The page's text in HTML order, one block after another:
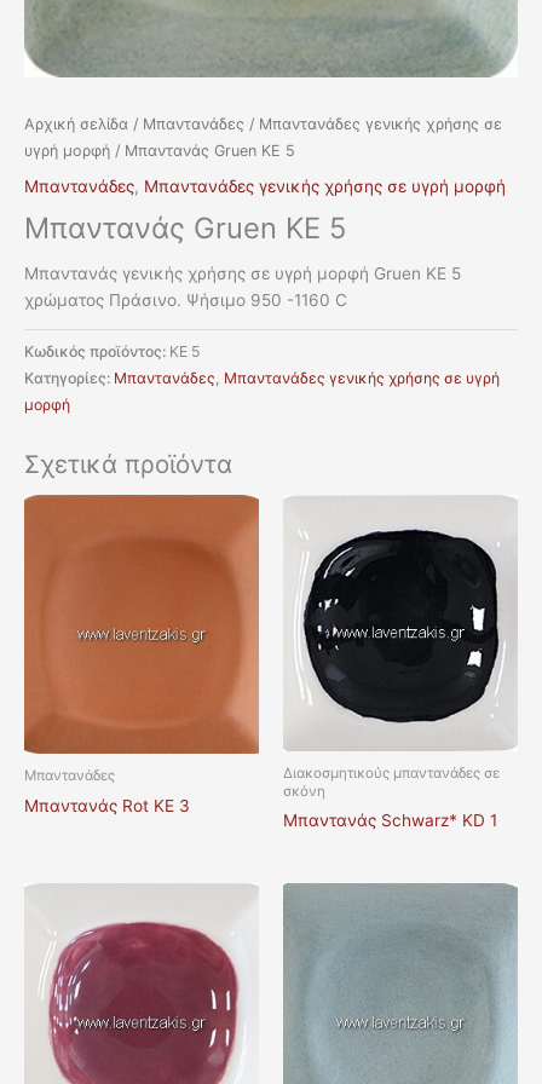
Αρχική σελίδα / Μπαντανάδες / Μπαντανάδες γενικής χρήσης σε
υγρή μορφή / Μπαντανάς Gruen KE 5
Μπαντανάδες, Μπαντανάδες γενικής χρήσης σε υγρή μορφή
Μπαντανάς Gruen KE 5
Μπαντανάς γενικής χρήσης σε υγρή μορφή Gruen KE 5
χρώματος Πράσινο. Ψήσιμο 950 -1160 C
Κωδικός προϊόντος: KE 5
Κατηγορίες: Μπαντανάδες Μπαντανάδες γενικής χρήσης σε υγρή
μορφή
Σχετικά προϊόντα
Μπαντανάδες
Μπαντανάς Rot KE 3
Διακοσμητικούς μπαντανάδες σε
σκόνη
Μπαντανάς Schwarz* KD 1